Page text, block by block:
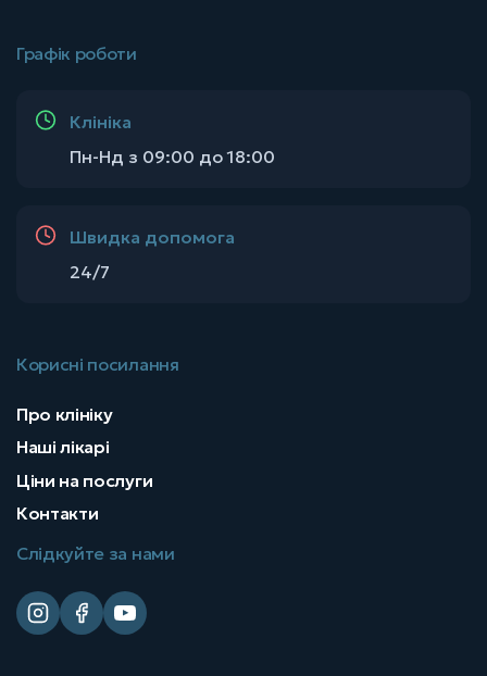
Графік роботи
Клініка
Пн-Нд з 09:00 до 18:00
Швидка допомога
24/7
Корисні посилання
Про клініку
Наші лікарі
Ціни на послуги
Контакти
Слідкуйте за нами